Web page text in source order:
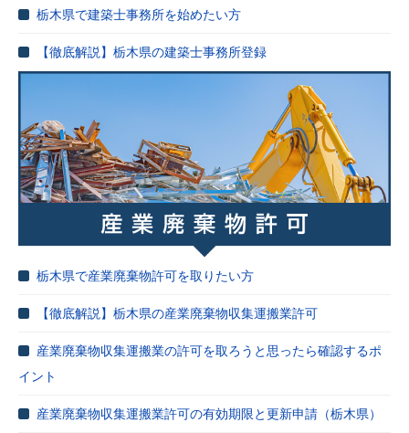
栃木県で建築士事務所を始めたい方
【徹底解説】栃木県の建築士事務所登録
栃木県で産業廃棄物許可を取りたい方
【徹底解説】栃木県の産業廃棄物収集運搬業許可
産業廃棄物収集運搬業の許可を取ろうと思ったら確認するポ
イント
産業廃棄物収集運搬業許可の有効期限と更新申請（栃木県）